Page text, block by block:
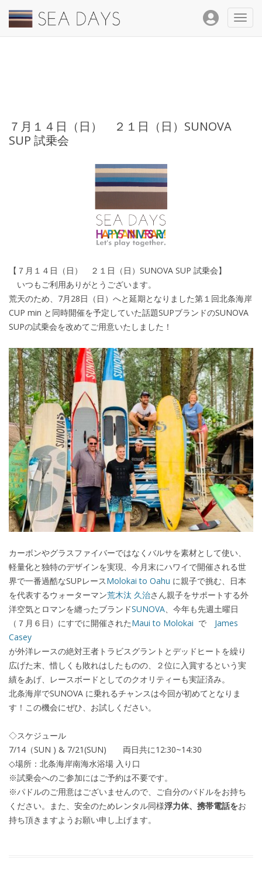
７月１４日（日） ２１日（日）SUNOVA
SUP 試乗会
【７月１４日（日） ２１日（日）SUNOVA SUP 試乗会】
いつもご利用ありがとうございます。
荒天のため、7月28日（日）へと延期となりました第１回北条海岸
CUP min と同時開催を予定していた話題SUPブランドのSUNOVA
SUPの試乗会を改めてご用意いたしました！
カーボンやグラスファイバーではなくバルサを素材として使い、
軽量化と独特のデザインを実現、今月末にハワイで開催される世
界で一番過酷なSUPレースMolokai to Oahu に親子で挑む、日本
を代表するウォーターマン荒木汰 久治さん親子をサポートする外
洋空気とロマンを纏ったブランドSUNOVA、今年も先週土曜日
（７月６日）にすでに開催されたMaui to Molokai で James
Casey
が外洋レースの絶対王者トラビスグラントとデッドヒートを繰り
広げた末、惜しくも敗れはしたものの、２位に入賞するという実
績をあげ、レースボードとしてのクオリティーも実証済み。
北条海岸でSUNOVA に乗れるチャンスは今回が初めてとなりま
す！この機会にぜひ、お試しください。
◇スケジュール
7/14（SUN ) & 7/21(SUN) 両日共に12:30~14:30
◇場所：北条海岸南海水浴場 入り口
※試乗会へのご参加にはご予約は不要です。
※パドルのご用意はございませんので、ご自分のパドルをお持ち
ください。また、安全のためレンタル同様浮力体、携帯電話をお
持ち頂きますようお願い申し上げます。